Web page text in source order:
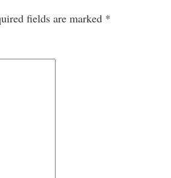
fields are marked *